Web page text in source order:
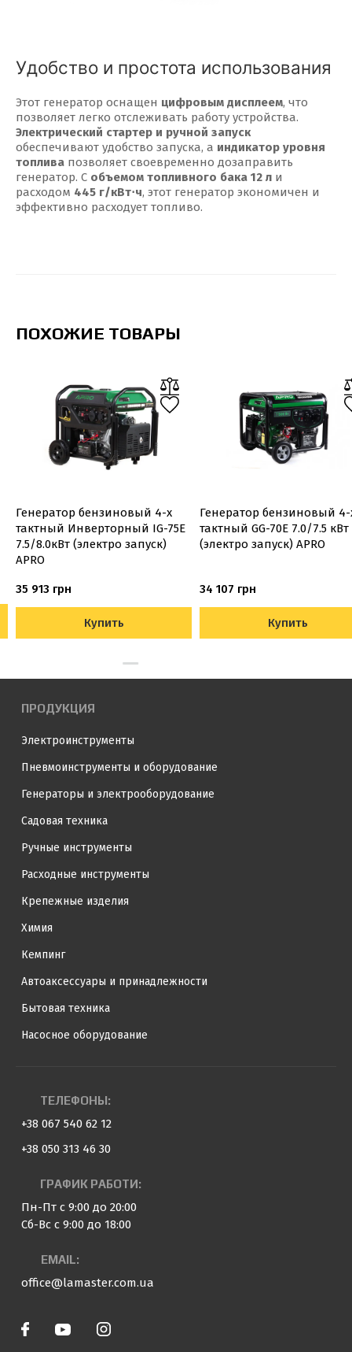
Удобство и простота использования
Этот генератор оснащен цифровым дисплеем, что
позволяет легко отслеживать работу устройства.
Электрический стартер и ручной запуск
обеспечивают удобство запуска, а индикатор уровня
топлива позволяет своевременно дозаправить
генератор. С объемом топливного бака 12 л и
расходом 445 г/кВт⋅ч, этот генератор экономичен и
эффективно расходует топливо.
ПОХОЖИЕ ТОВАРЫ
Генератор бензиновый 4-х
тактный Инверторный IG-75E
7.5/8.0кВт (электро запуск)
APRO
35 913 грн
Купить
Генератор бензиновый 4-
тактный GG-70Е 7.0/7.5 кВт
(электро запуск) APRO
34 107 грн
Купить
ПРОДУКЦИЯ
Электроинструменты
Пневмоинструменты и оборудование
Генераторы и электрооборудование
Садовая техника
Ручные инструменты
Расходные инструменты
Крепежные изделия
Химия
Кемпинг
Автоаксессуары и принадлежности
Бытовая техника
Насосное оборудование
ТЕЛЕФОНЫ:
+38 067 540 62 12
+38 050 313 46 30
ГРАФИК РАБОТИ:
Пн-Пт с 9:00 до 20:00
Сб-Вс с 9:00 до 18:00
EMAIL:
office@lamaster.com.ua